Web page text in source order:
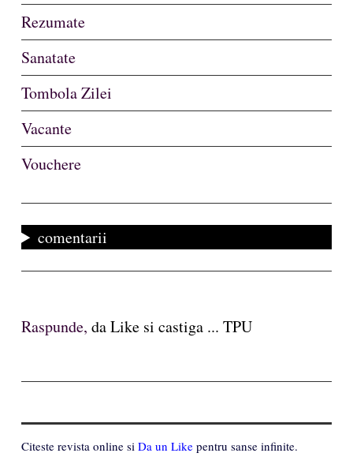
Rezumate
Sanatate
Tombola Zilei
Vacante
Vouchere
comentarii
Raspunde, da Like si castiga ... TPU
Citeste revista online si Da un Like pentru sanse infinite.